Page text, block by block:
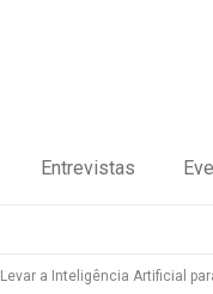
Entrevistas
Levar a Inteligência Artificial